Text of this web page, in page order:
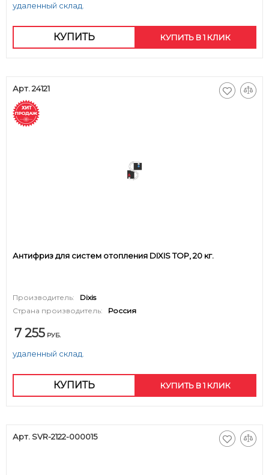
удаленный склад.
КУПИТЬ КУПИТЬ В 1 КЛИК
Арт. 24121
Антифриз для систем отопления DIXIS TOP, 20 кг.
Производитель:
Dixis
Страна производитель:
Россия
7 255 РУБ.
удаленный склад.
КУПИТЬ КУПИТЬ В 1 КЛИК
Арт. SVR-2122-000015